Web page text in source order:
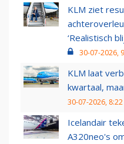
KLM ziet
‘Realistisch
30-07-2026,
KLM laat
kwartaal,
30-07-2026, 8:22
Icelandair
A320neo's